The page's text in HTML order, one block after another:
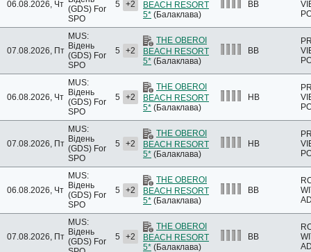
06.08.2026, Чт (GDS) For
SPO
5 +2
BEACH RESORT
5* (Балаклава)
BB
07.08.2026, Пт
MUS:
Відень
(GDS) For
SPO
5 +2
THE OBEROI
BEACH RESORT
5* (Балаклава)
BB
06.08.2026, Чт
MUS:
Відень
(GDS) For
SPO
5 +2
THE OBEROI
BEACH RESORT
5* (Балаклава)
HB
07.08.2026, Пт
MUS:
Відень
(GDS) For
SPO
5 +2
THE OBEROI
BEACH RESORT
5* (Балаклава)
HB
06.08.2026, Чт
MUS:
Відень
(GDS) For
SPO
5 +2
THE OBEROI
BEACH RESORT
5* (Балаклава)
BB
07.08.2026, Пт
MUS:
Відень
(GDS) For
5 +2
THE OBEROI
BEACH RESORT
5* (Балаклава)
BB